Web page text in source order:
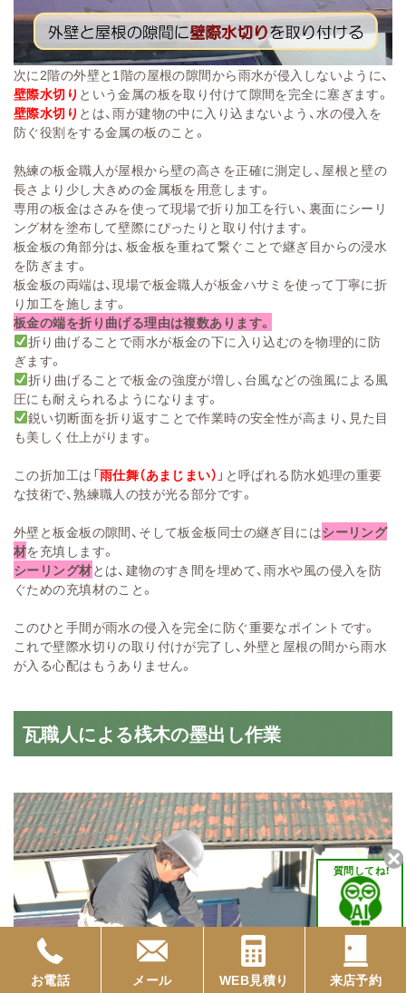
次に2階の外壁と1階の屋根の隙間から雨水が侵入しないように、
壁際水切り という金属の板を取り付けて隙間を完全に塞ぎます。
壁際水切り とは、雨が建物の中に入り込まないよう、水の侵入を
防ぐ役割をする金属の板のこと。
熟練の板金職人が屋根から壁の高さを正確に測定し、屋根と壁の
長さより少し大きめの金属板を用意します。
専用の板金はさみを使って現場で折り加工を行い、裏面にシーリ
ング材を塗布して壁際にぴったりと取り付けます。
板金板の角部分は、板金板を重ねて繋ぐことで継ぎ目からの浸水
を防ぎます。
板金板の両端は、現場で板金職人が板金ハサミを使って丁寧に折
り加工を施します。
板金の端を折り曲げる理由は複数あります。
折り曲げることで雨水が板金の下に入り込むのを物理的に防
ぎます。
折り曲げることで板金の強度が増し、台風などの強風による風
圧にも耐えられるようになります。
鋭い切断面を折り返すことで作業時の安全性が高まり、見た目
も美しく仕上がります。
この折加工は「雨仕舞（あまじまい） 」と呼ばれる防水処理の重要
な技術で、熟練職人の技が光る部分です。
外壁と板金板の隙間、そして板金板同士の継ぎ目にはシーリング
材を充填します。
シーリング材とは、建物のすき間を埋めて、雨水や風の侵入を防
ぐための充填材のこと。
このひと手間が雨水の侵入を完全に防ぐ重要なポイントです。
これで壁際水切りの取り付けが完了し、外壁と屋根の間から雨水
が入る心配はもうありません。
瓦職人による桟木の墨出し作業
お電話 メール WEB見積り 来店予約
質問してね！